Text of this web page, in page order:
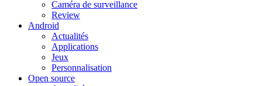
Caméra de surveillance
Review
Android
Actualités
Applications
Jeux
Personnalisation
Open source